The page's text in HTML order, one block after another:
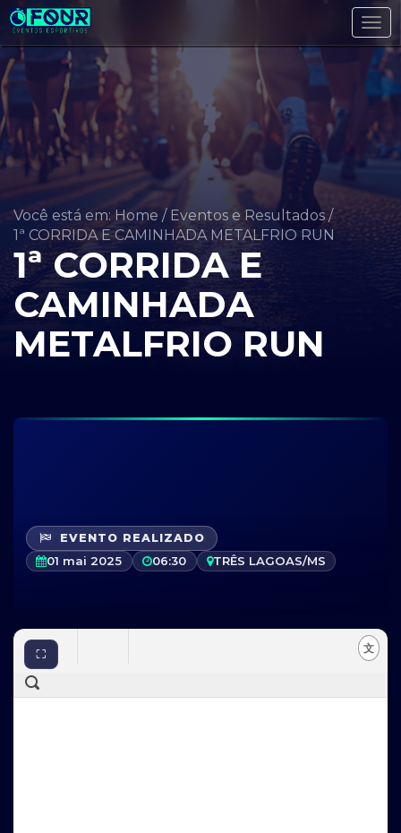
Você está em: Home / Eventos e Resultados /
1ª CORRIDA E CAMINHADA METALFRIO RUN
1ª CORRIDA E
CAMINHADA
METALFRIO RUN
EVENTO REALIZADO
01 mai 2025 06:30 TRÊS LAGOAS/MS
⛶